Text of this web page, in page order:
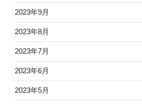
2023年9月
2023年8月
2023年7月
2023年6月
2023年5月